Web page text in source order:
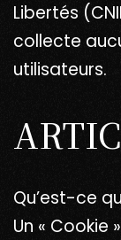
Libertés
collecte
utilisateurs.
Qu’est-ce
Un « Cookie